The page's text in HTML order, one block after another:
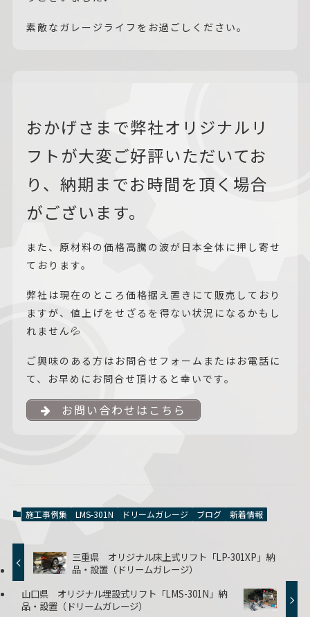
素敵なガレージライフをお過ごしください。
おかげさまで弊社オリジナルリ
フトが大変ご好評いただいてお
り、納期までお時間を頂く場合
がございます。
また、原材料の価格高騰の波が日本全体に押し寄せ
ております。
弊社は現在のところ価格据え置きにて販売しており
ますが、値上げをせざるを得ない状況になるかもし
れません💦
ご興味のある方はお問合せフォームまたはお電話に
て、お早めにお問合せ頂けると幸いです。
お問い合わせはこちら
施工事例集 LMS-301N ドリームガレージ ブログ 新着情報
三重県 オリジナル床上式リフト「LP-301XP」納
品・設置（ドリームガレージ）
山口県 オリジナル埋設式リフト「LMS-301N」納
品・設置（ドリームガレージ）